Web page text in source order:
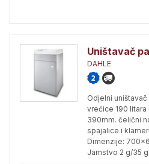
Uništavač
DAHLE
Odjelni
vrećice 190 litara
390mm. čelični
spajalice i
Dimenzije:
Jamstvo 2 g/35